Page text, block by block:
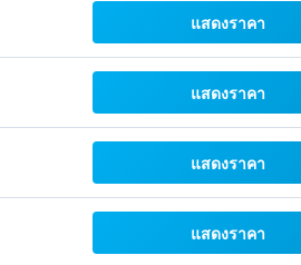
แสดงราคา
แสดงราคา
แสดงราคา
แสดงราคา